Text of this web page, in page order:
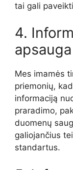
tai gali
4.
apsauga
Mes imamės
priemonių,
informaciją
praradimo,
duomenų
galiojančius
standartus.